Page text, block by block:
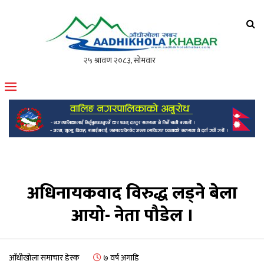
मोफसलकै लोकप्रिय अनलाइन पत्रिका
अधिनायकवाद विरुद्ध लड्ने बेला
आयो- नेता पौडेल ।
आँधीखोला समाचार डेस्क ७ वर्ष अगाडि